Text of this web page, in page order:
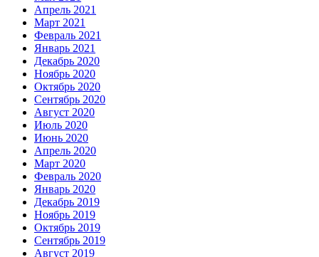
Апрель 2021
Март 2021
Февраль 2021
Январь 2021
Декабрь 2020
Ноябрь 2020
Октябрь 2020
Сентябрь 2020
Август 2020
Июль 2020
Июнь 2020
Апрель 2020
Март 2020
Февраль 2020
Январь 2020
Декабрь 2019
Ноябрь 2019
Октябрь 2019
Сентябрь 2019
Август 2019